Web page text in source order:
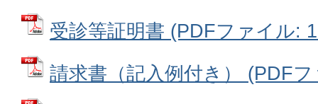
受診等証明書 (PDFファイル:
請求書（記入例付き） (PDF